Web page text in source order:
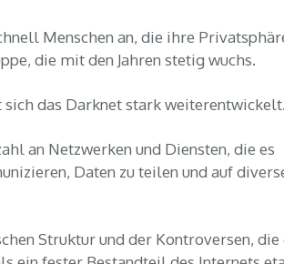
Menschen an, die ihre
die mit den Jahren stetig wuchs.
sich das Darknet stark weiterentwickelt.
an Netzwerken und Diensten, die es
Daten zu teilen und auf
Struktur und der Kontroversen, die